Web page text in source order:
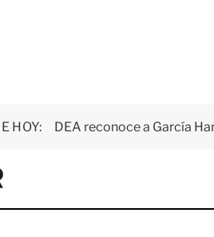
HOY: DEA reconoce a García
E
x
e